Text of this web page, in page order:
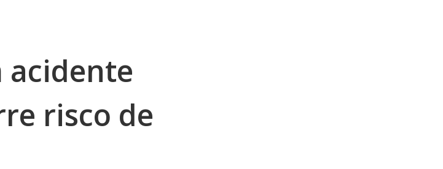
risco de